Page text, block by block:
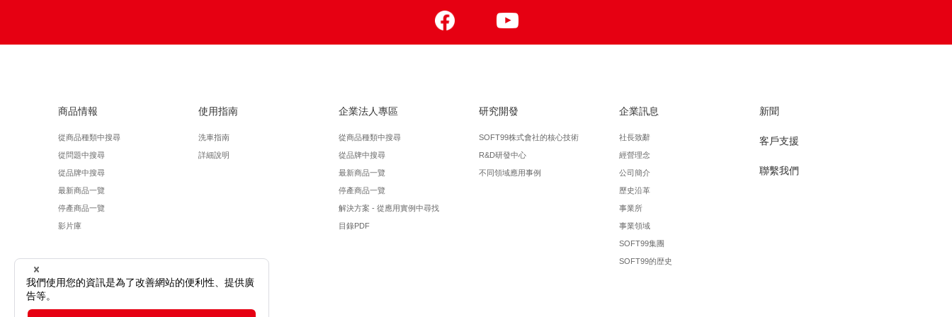
商品情報
從商品種類中搜尋
從問題中搜尋
從品牌中搜尋
最新商品一覽
停產商品一覽
影片庫
使用指南
洗車指南
詳細說明
企業法人專區
從商品種類中搜尋
從品牌中搜尋
最新商品一覽
停產商品一覽
解決方案 - 從應用實例中尋找
目錄PDF
研究開發
SOFT99株式會社的核心技術
R&D研發中心
不同領域應用事例
企業訊息
社長致辭
經營理念
公司簡介
歷史沿革
事業所
事業領域
SOFT99集團
SOFT99的歴史
新聞
客戶支援
聯繫我們